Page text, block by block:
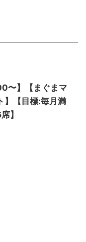
〜】【まぐまマ
】【目標:毎月満
】